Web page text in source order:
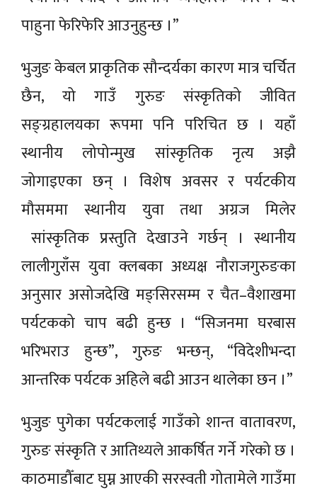
पाहुना फेरिफेरि आउनुहुन्छ ।”
भुजुङ केबल प्राकृतिक सौन्दर्यका कारण मात्र चर्चित
छैन, यो गाउँ गुरुङ संस्कृतिको जीवित
सङ्ग्रहालयका रूपमा पनि परिचित छ । यहाँ
स्थानीय लोपोन्मुख सांस्कृतिक नृत्य अझै
जोगाइएका छन् । विशेष अवसर र पर्यटकीय
मौसममा स्थानीय युवा तथा अग्रज मिलेर
सांस्कृतिक प्रस्तुति देखाउने गर्छन् । स्थानीय
लालीगुराँस युवा क्लबका अध्यक्ष नौराजगुरुङका
अनुसार असोजदेखि मङ्सिरसम्म र चैत–वैशाखमा
पर्यटकको चाप बढी हुन्छ । “सिजनमा घरबास
भरिभराउ हुन्छ”, गुरुङ भन्छन्, “विदेशीभन्दा
आन्तरिक पर्यटक अहिले बढी आउन थालेका छन ।”
भुजुङ पुगेका पर्यटकलाई गाउँको शान्त वातावरण,
गुरुङ संस्कृति र आतिथ्यले आकर्षित गर्ने गरेको छ ।
काठमाडौँबाट घुम्न आएकी सरस्वती गोतामेले गाउँमा